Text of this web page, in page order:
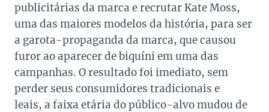
publicitárias da marca e recrutar Kate Moss,
uma das maiores modelos da história, para ser
a garota-propaganda da marca, que causou
furor ao aparecer de biquíni em uma das
campanhas. O resultado foi imediato, sem
perder seus consumidores tradicionais e
leais, a faixa etária do público-alvo mudou de